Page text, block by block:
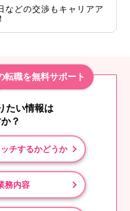
などの交渉もキャリアア
転職を無料サポート
たい情報は
？
チするかどうか
務内容